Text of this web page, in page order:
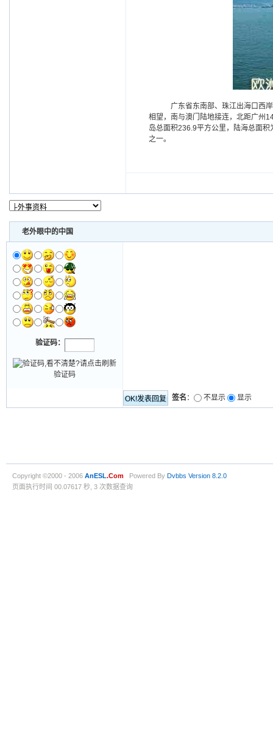
广东省东南部、珠江出海口西
相望，南与澳门陆地接连，北距广州
岛总面积236.9平方公里，陆海总面
之一。
老外眼中的中国
验证码：
签名 ： 不显示 显示
Copyright ©2000 - 2006 AnESL.Com Powered By Dvbbs Version 8.2.0
页面执行时间 00.07617 秒, 3 次数据查询